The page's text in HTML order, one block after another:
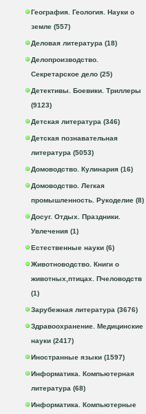
География. Геология. Науки о
земле (557)
Деловая литература (18)
Делопроизводство.
Секретарское дело (25)
Детективы. Боевики. Триллеры
(9123)
Детская литература (346)
Детская познавательная
литература (5053)
Домоводство. Кулинария (16)
Домоводство. Легкая
промышленность. Рукоделие (8)
Досуг. Отдых. Праздники.
Увлечения (1)
Естественные науки (6)
Животноводство. Книги о
животных,птицах. Пчеловодств
(1)
Зарубежная литература (3676)
Здравоохранение. Медицинские
науки (2417)
Иностранные языки (1597)
Информатика. Компьютерная
литература (68)
Информатика. Компьютерные